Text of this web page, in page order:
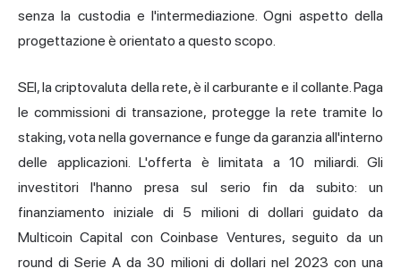
senza la custodia e l'intermediazione. Ogni aspetto della
progettazione è orientato a questo scopo.
SEI, la criptovaluta della rete, è il carburante e il collante. Paga
le commissioni di transazione, protegge la rete tramite lo
staking, vota nella governance e funge da garanzia all'interno
delle applicazioni. L'offerta è limitata a 10 miliardi. Gli
investitori l'hanno presa sul serio fin da subito: un
finanziamento iniziale di 5 milioni di dollari guidato da
Multicoin Capital con Coinbase Ventures, seguito da un
round di Serie A da 30 milioni di dollari nel 2023 con una